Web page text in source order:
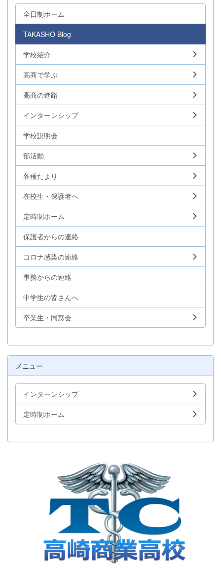
全日制ホーム
TAKASHO Blog
学校紹介
高商で学ぶ
高商の進路
インターンシップ
学校説明会
部活動
各種たより
在校生・保護者へ
定時制ホーム
保護者からの連絡
コロナ感染の連絡
事務からの連絡
中学生の皆さんへ
卒業生・同窓会
メニュー
インターンシップ
定時制ホーム